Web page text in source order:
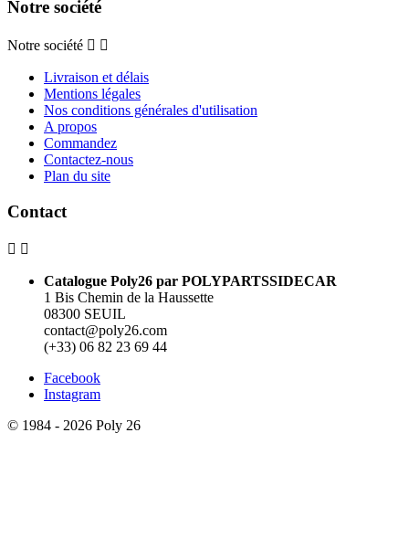
Notre société
Notre société  
Livraison et délais
Mentions légales
Nos conditions générales d'utilisation
A propos
Commandez
Contactez-nous
Plan du site
Contact
 
Catalogue Poly26 par POLYPARTSSIDECAR
1 Bis Chemin de la Haussette
08300 SEUIL
contact@poly26.com
(+33) 06 82 23 69 44
Facebook
Instagram
© 1984 - 2026 Poly 26